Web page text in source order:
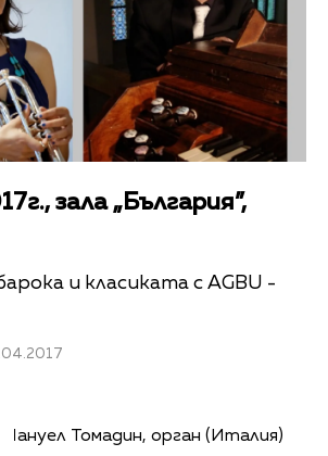
зала „България”,
и класиката с AGBU -
Мануел Томадин, орган (Италия)